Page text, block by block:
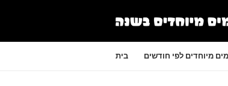
בית מיוחדים לפי חודשים